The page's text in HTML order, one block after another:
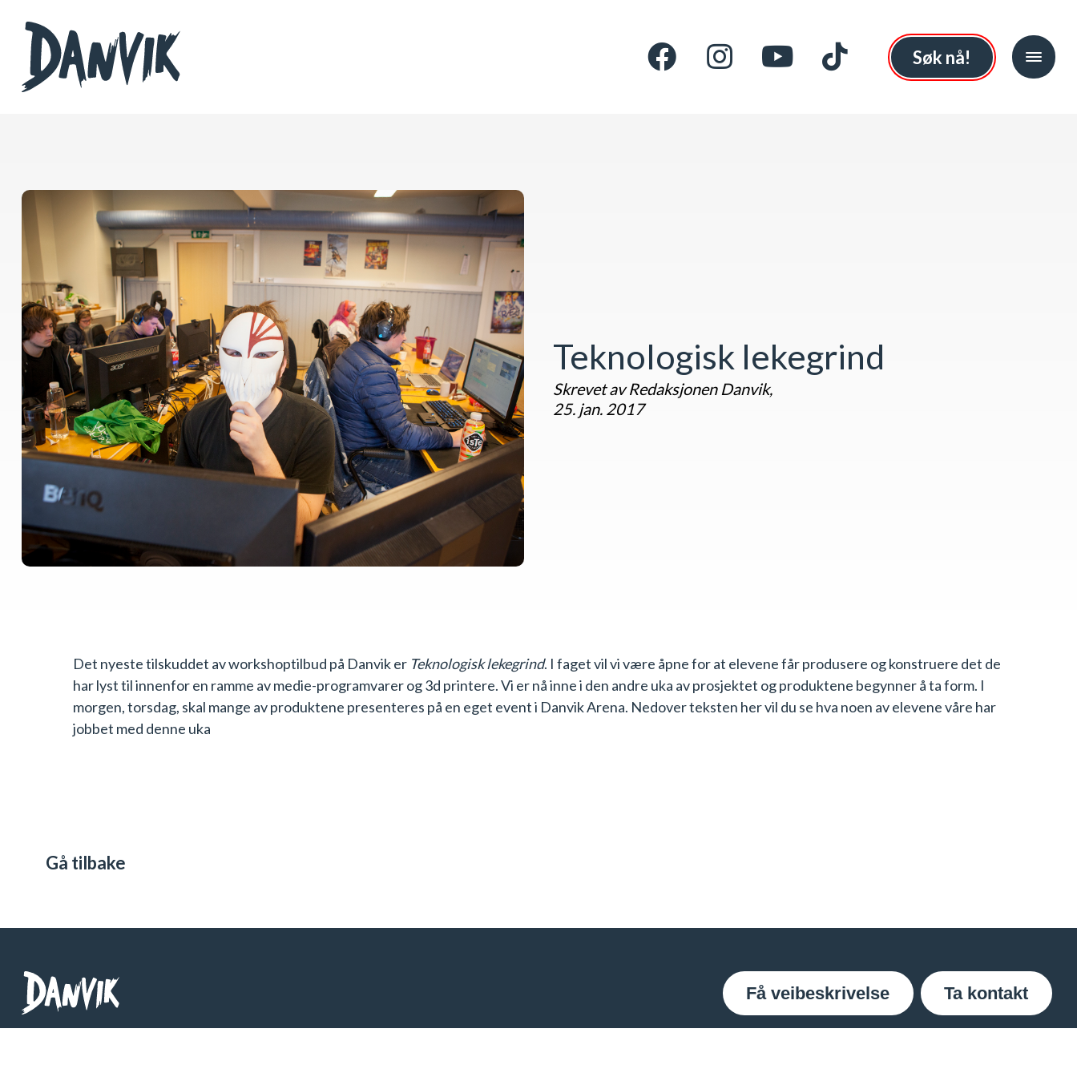
Søk nå!
Teknologisk lekegrind
Skrevet av Redaksjonen Danvik,
25. jan. 2017
Det nyeste tilskuddet av workshoptilbud på Danvik er Teknologisk lekegrind. I faget vil vi være åpne for at elevene får produsere og konstruere det de
har lyst til innenfor en ramme av medie-programvarer og 3d printere. Vi er nå inne i den andre uka av prosjektet og produktene begynner å ta form. I
morgen, torsdag, skal mange av produktene presenteres på en eget event i Danvik Arena. Nedover teksten her vil du se hva noen av elevene våre har
jobbet med denne uka
Gå tilbake
Få veibeskrivelse Ta kontakt